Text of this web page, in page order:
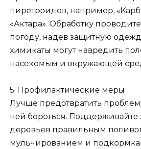
пиретроидов, например,
«Актара». Обработку
погоду, надев защитную
химикаты могут навредить
насекомым и окружающей
5. Профилактические меры
Лучше предотвратить
ней бороться. Поддерживайте
деревьев правильным
мульчированием и